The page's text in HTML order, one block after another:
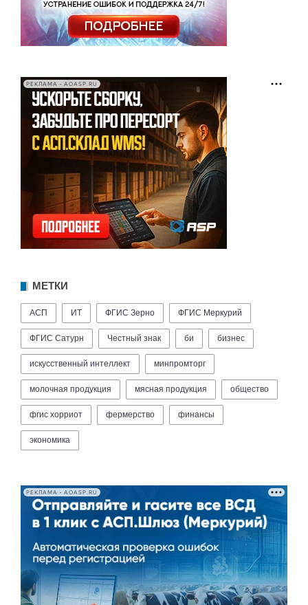
РЕКЛАМА • AOASP.RU
МЕТКИ
АСП ИТ ФГИС Зерно ФГИС Меркурий
ФГИС Сатурн Честный знак би бизнес
искусственный интеллект минпромторг
молочная продукция мясная продукция общество
фгис хорриот фермерство финансы
экономика
РЕКЛАМА • AOASP.RU